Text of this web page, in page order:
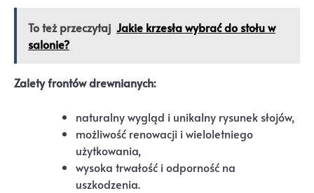
To też przeczytaj Jakie krzesła wybrać do stołu w
salonie?
Zalety frontów drewnianych:
naturalny wygląd i unikalny rysunek słojów,
możliwość renowacji i wieloletniego
użytkowania,
wysoka trwałość i odporność na
uszkodzenia.